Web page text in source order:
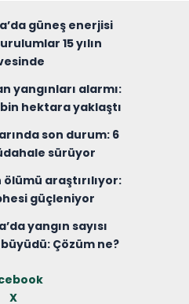
güneş enerjisi
15 yılın
yangınları alarmı:
hektara yaklaştı
son durum: 6
sürüyor
ölümü araştırılıyor:
güçleniyor
yangın sayısı
Çözüm ne?
X